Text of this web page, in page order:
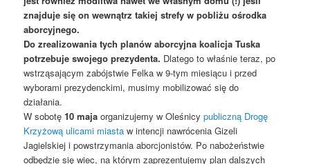
znajduje się on wewnątrz takiej strefy w pobliżu ośrodka
aborcyjnego.
Do zrealizowania tych planów aborcyjna koalicja Tuska
potrzebuje swojego prezydenta. Dlatego to właśnie teraz, po
wstrząsającym zabójstwie Felka w 9-tym miesiącu i przed
wyborami prezydenckimi, musimy mobilizować się do
działania.
W sobotę10 maja organizujemy w Oleśnicypubliczną Drogę
Krzyżową ulicami miasta w intencji nawrócenia Gizeli
Jagielskiej i powstrzymania aborcjonistów. Po nabożeństwie
odbędzie się wiec, na którym zaprezentujemy plan dalszych